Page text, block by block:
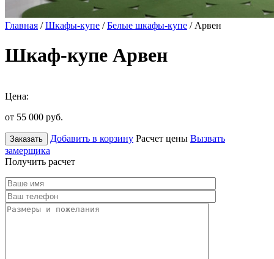
Главная /Шкафы-купе /Белые шкафы-купе / Арвен
Шкаф-купе Арвен
Цена:
от 55 000 руб.
Заказать Добавить в корзину Расчет цены Вызвать
замерщика
Получить расчет